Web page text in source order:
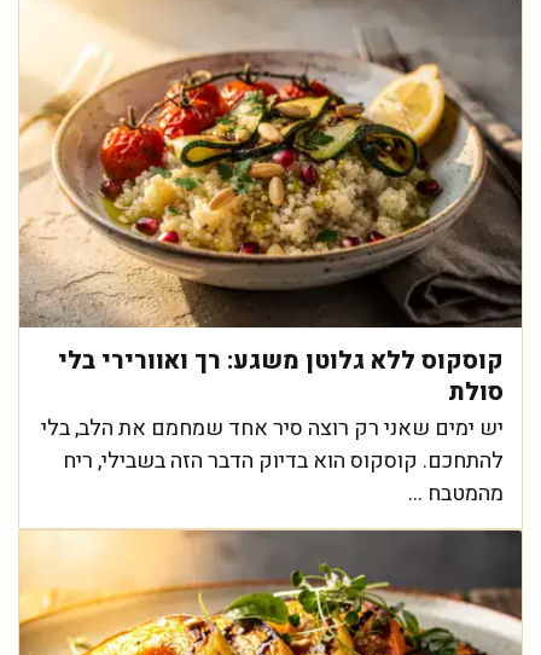
קוסקוס ללא גלוטן משגע: רך ואוורירי בלי
סולת
יש ימים שאני רק רוצה סיר אחד שמחמם את הלב, בלי
להתחכם. קוסקוס הוא בדיוק הדבר הזה בשבילי, ריח
מהמטבח ...